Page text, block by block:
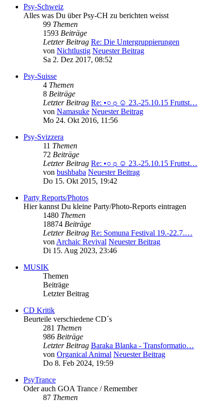
Psy-Schweiz
Alles was Du über Psy-CH zu berichten weisst
99 Themen
1593 Beiträge
Letzter Beitrag Re: Die Untergruppierungen
von Nichtlustig Neuester Beitrag
Sa 2. Dez 2017, 08:52
Psy-Suisse
4 Themen
8 Beiträge
Letzter Beitrag Re: •○☼☺ 23.-25.10.15 Fruttst…
von Namasuke Neuester Beitrag
Mo 24. Okt 2016, 11:56
Psy-Svizzera
11 Themen
72 Beiträge
Letzter Beitrag Re: •○☼☺ 23.-25.10.15 Fruttst…
von bushbaba Neuester Beitrag
Do 15. Okt 2015, 19:42
Party Reports/Photos
Hier kannst Du kleine Party/Photo-Reports eintragen
1480 Themen
18874 Beiträge
Letzter Beitrag Re: Somuna Festival 19.-22.7.…
vonArchaic Revival Neuester Beitrag
Di 15. Aug 2023, 23:46
MUSIK
Themen
Beiträge
Letzter Beitrag
CD Kritik
Beurteile verschiedene CD´s
281 Themen
986 Beiträge
Letzter Beitrag Baraka Blanka - Transformatio…
von Organical Animal Neuester Beitrag
Do 8. Feb 2024, 19:59
PsyTrance
Oder auch GOA Trance / Remember
87 Themen